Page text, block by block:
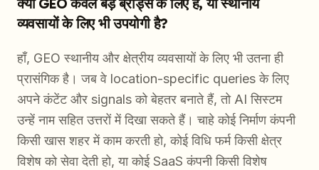
क्या GEO केवल बड़े ब्रांड्स के लिए है, या स्थानीय
व्यवसायों के लिए भी उपयोगी है?
हाँ, GEO स्थानीय और क्षेत्रीय व्यवसायों के लिए भी उतना ही
प्रासंगिक है। जब वे location-specific queries के लिए
अपने कंटेंट और signals को बेहतर बनाते हैं, तो AI सिस्टम
उन्हें नाम सहित उत्तरों में दिखा सकते हैं। चाहे कोई निर्माण कंपनी
किसी खास शहर में काम करती हो, कोई विधि फर्म किसी क्षेत्र
विशेष को सेवा देती हो, या कोई SaaS कंपनी किसी विशेष